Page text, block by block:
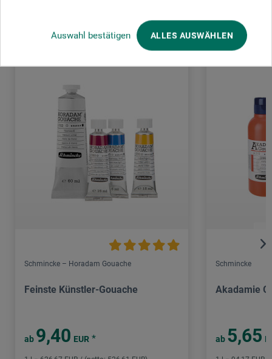
Auswahl bestätigen ALLES AUSWÄHLEN
Kunden kauften auch
Schmincke – Horadam Gouache
Feinste Künstler-Gouache
ab 9,40 EUR *
Schmincke
Akadamie
ab 5,65